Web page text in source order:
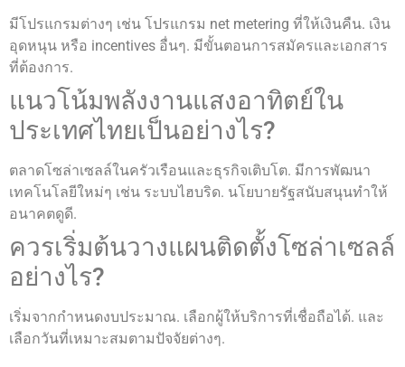
มีโปรแกรมต่างๆ เช่น โปรแกรม net metering ที่ให้เงินคืน. เงิน
อุดหนุน หรือ incentives อื่นๆ. มีขั้นตอนการสมัครและเอกสาร
ที่ต้องการ.
แนวโน้มพลังงานแสงอาทิตย์ใน
ประเทศไทยเป็นอย่างไร?
ตลาดโซล่าเซลล์ในครัวเรือนและธุรกิจเติบโต. มีการพัฒนา
เทคโนโลยีใหม่ๆ เช่น ระบบไฮบริด. นโยบายรัฐสนับสนุนทำให้
อนาคตดูดี.
ควรเริ่มต้นวางแผนติดตั้งโซล่าเซลล์
อย่างไร?
เริ่มจากกำหนดงบประมาณ. เลือกผู้ให้บริการที่เชื่อถือได้. และ
เลือกวันที่เหมาะสมตามปัจจัยต่างๆ.